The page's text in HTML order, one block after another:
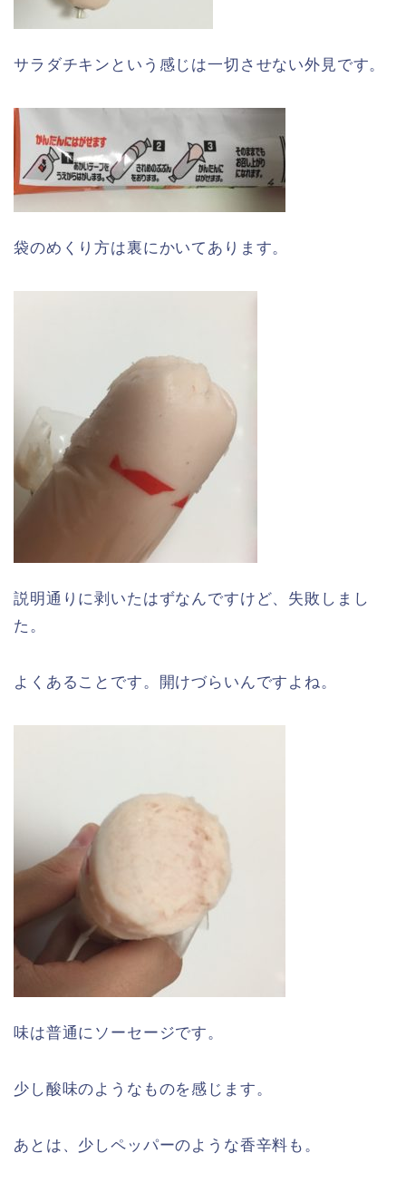
サラダチキンという感じは一切させない外見です。
袋のめくり方は裏にかいてあります。
説明通りに剥いたはずなんですけど、失敗しまし
た。
よくあることです。開けづらいんですよね。
味は普通にソーセージです。
少し酸味のようなものを感じます。
あとは、少しペッパーのような香辛料も。